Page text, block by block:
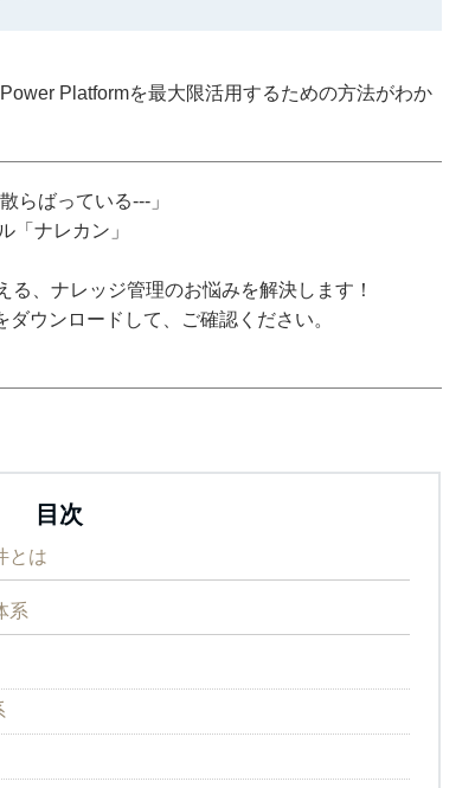
Platformを最大限活用するための方法がわか
らばっている---」
「ナレカン」
る、ナレッジ管理のお悩みを解決します！
ウンロードして、ご確認ください。
目次
とは
系